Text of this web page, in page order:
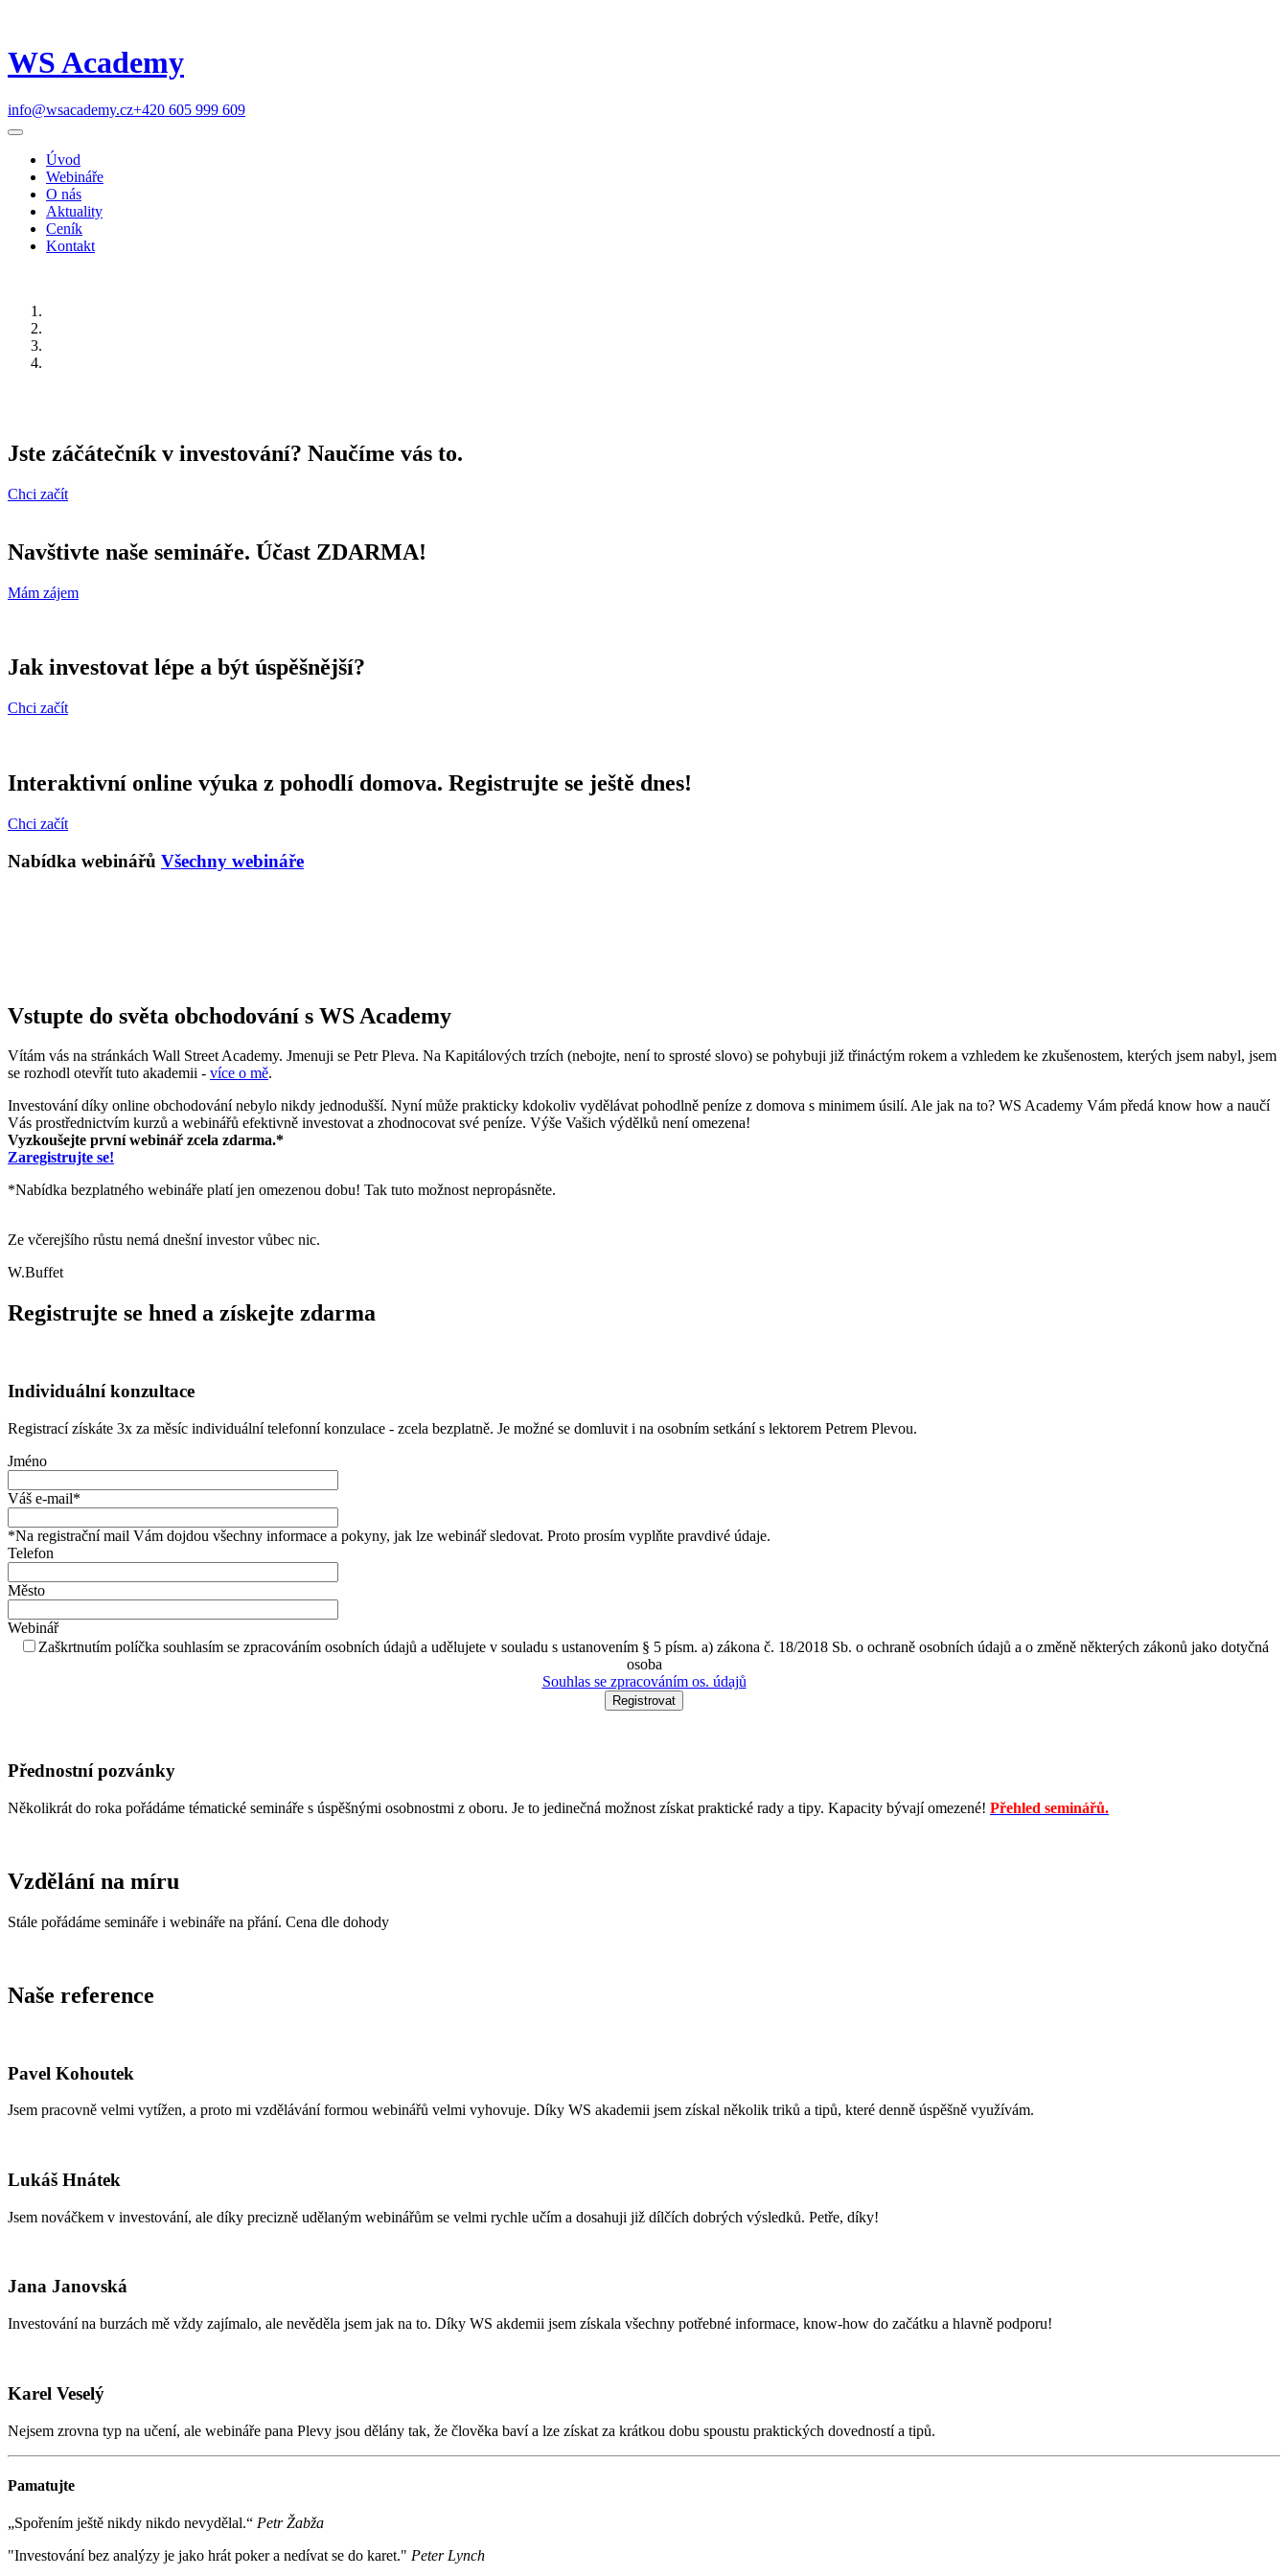
WS Academy
info@wsacademy.cz+420 605 999 609
Úvod
Webináře
O nás
Aktuality
Ceník
Kontakt
Jste záčátečník v investování? Naučíme vás to.
Chci začít
Navštivte naše semináře. Účast ZDARMA!
Mám zájem
Jak investovat lépe a být úspěšnější?
Chci začít
Interaktivní online výuka z pohodlí domova. Registrujte se ještě dnes!
Chci začít
Nabídka webinářů Všechny webináře
Vstupte do světa obchodování s WS Academy
Vítám vás na stránkách Wall Street Academy. Jmenuji se Petr Pleva. Na Kapitálových trzích (nebojte, není to sprosté slovo) se pohybuji již třináctým rokem a vzhledem ke zkušenostem, kterých jsem nabyl, jsem
se rozhodl otevřít tuto akademii - více o mě.
Investování díky online obchodování nebylo nikdy jednodušší. Nyní může prakticky kdokoliv vydělávat pohodlně peníze z domova s minimem úsilí. Ale jak na to? WS Academy Vám předá know how a naučí
Vás prostřednictvím kurzů a webinářů efektivně investovat a zhodnocovat své peníze. Výše Vašich výdělků není omezena!
Vyzkoušejte první webinář zcela zdarma.*
Zaregistrujte se!
*Nabídka bezplatného webináře platí jen omezenou dobu! Tak tuto možnost nepropásněte.
Ze včerejšího růstu nemá dnešní investor vůbec nic.
W.Buffet
Registrujte se hned a získejte zdarma
Individuální konzultace
Registrací získáte 3x za měsíc individuální telefonní konzulace - zcela bezplatně. Je možné se domluvit i na osobním setkání s lektorem Petrem Plevou.
Jméno
Váš e-mail*
*Na registrační mail Vám dojdou všechny informace a pokyny, jak lze webinář sledovat. Proto prosím vyplňte pravdivé údaje.
Telefon
Město
Webinář
Zaškrtnutím políčka souhlasím se zpracováním osobních údajů a udělujete v souladu s ustanovením § 5 písm. a) zákona č. 18/2018 Sb. o ochraně osobních údajů a o změně některých zákonů jako dotyčná
osoba
Souhlas se zpracováním os. údajů
Přednostní pozvánky
Několikrát do roka pořádáme tématické semináře s úspěšnými osobnostmi z oboru. Je to jedinečná možnost získat praktické rady a tipy. Kapacity bývají omezené! Přehled seminářů.
Vzdělání na míru
Stále pořádáme semináře i webináře na přání. Cena dle dohody
Naše reference
Pavel Kohoutek
Jsem pracovně velmi vytížen, a proto mi vzdělávání formou webinářů velmi vyhovuje. Díky WS akademii jsem získal několik triků a tipů, které denně úspěšně využívám.
Lukáš Hnátek
Jsem nováčkem v investování, ale díky precizně udělaným webinářům se velmi rychle učím a dosahuji již dílčích dobrých výsledků. Petře, díky!
Jana Janovská
Investování na burzách mě vždy zajímalo, ale nevěděla jsem jak na to. Díky WS akdemii jsem získala všechny potřebné informace, know-how do začátku a hlavně podporu!
Karel Veselý
Nejsem zrovna typ na učení, ale webináře pana Plevy jsou dělány tak, že člověka baví a lze získat za krátkou dobu spoustu praktických dovedností a tipů.
Pamatujte
„Spořením ještě nikdy nikdo nevydělal.“ Petr Žabža
"Investování bez analýzy je jako hrát poker a nedívat se do karet." Peter Lynch